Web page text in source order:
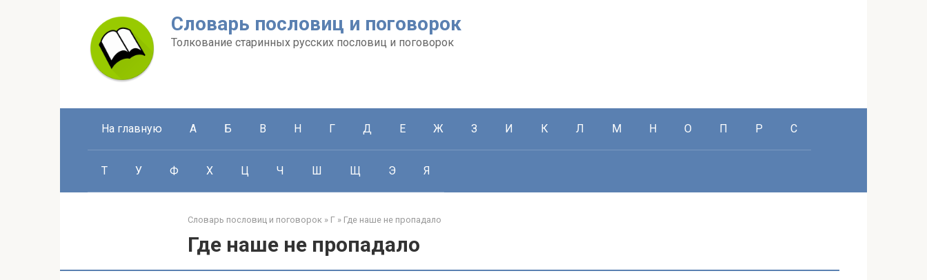
Словарь пословиц и поговорок
Толкование старинных русских пословиц и поговорок
На главную А Б В Н Г Д Е Ж З И К Л М Н О П Р С
Т У Ф Х Ц Ч Ш Щ Э Я
Словарь пословиц и поговорок » Г » Где наше не пропадало
Где наше не пропадало